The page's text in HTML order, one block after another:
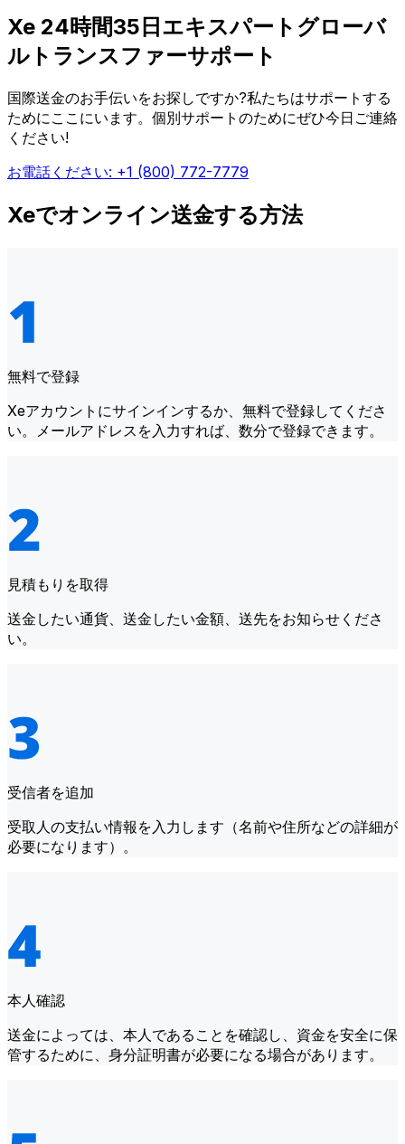
Xe 24時間35日エキスパートグローバ
ルトランスファーサポート
国際送金のお手伝いをお探しですか?私たちはサポートする
ためにここにいます。個別サポートのためにぜひ今日ご連絡
ください!
お電話ください: +1 (800) 772-7779
Xeでオンライン送金する方法
無料で登録
Xeアカウントにサインインするか、無料で登録してくださ
い。メールアドレスを入力すれば、数分で登録できます。
見積もりを取得
送金したい通貨、送金したい金額、送先をお知らせくださ
い。
受信者を追加
受取人の支払い情報を入力します（名前や住所などの詳細が
必要になります）。
本人確認
送金によっては、本人であることを確認し、資金を安全に保
管するために、身分証明書が必要になる場合があります。